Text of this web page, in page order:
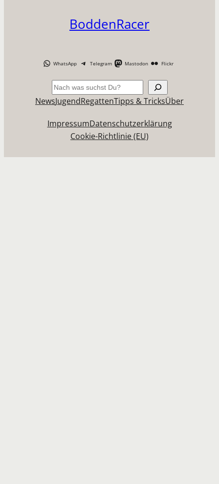
BoddenRacer
WhatsApp Telegram Mastodon Flickr
Suchen
NewsJugendRegattenTipps & TricksÜber
ImpressumDatenschutzerklärung
Cookie-Richtlinie (EU)